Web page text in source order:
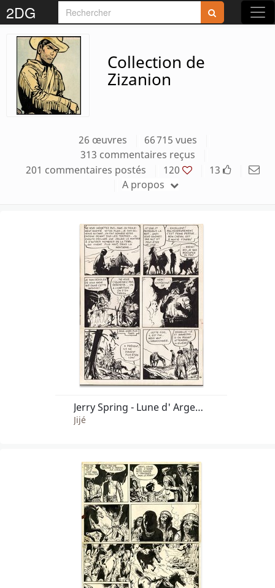
2DG
Accédez aux planches et illustrations
réservées aux membres
Découvrez de nouvelles fonctionnalités
gratuites !
S'inscrire
Collection de
Zizanion
26 œuvres
66 715 vues
313 commentaires reçus
201 commentaires postés
120
13
A propos
Jerry Spring - Lune d' Argent ( t.3 pl.40)
Jijé